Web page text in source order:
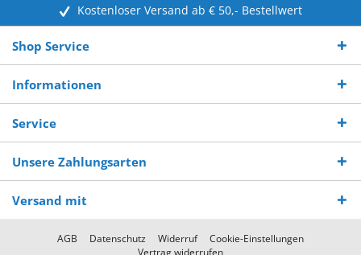
Kostenloser Versand ab € 50,- Bestellwert
Shop Service
Informationen
Service
Unsere Zahlungsarten
Versand mit
AGB Datenschutz Widerruf
Cookie-Einstellungen
Vertrag widerrufen